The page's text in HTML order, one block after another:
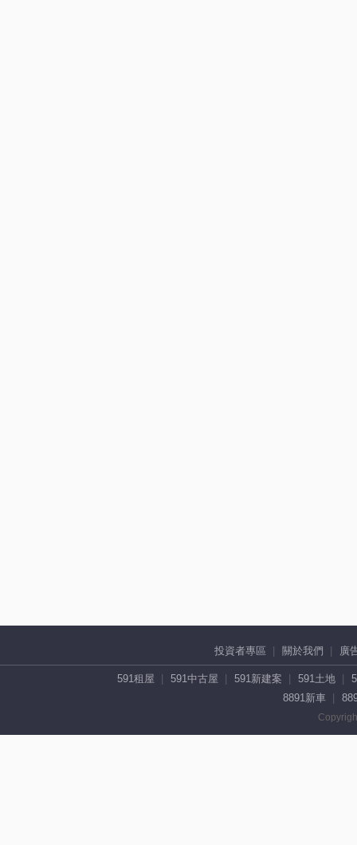
投資者專區 關於我們 廣
591租屋 591中古屋 591新建案 591土地
8891新車